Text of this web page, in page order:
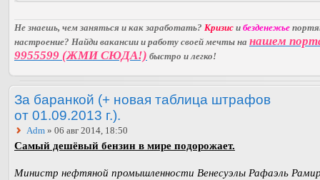
Не знаешь, чем заняться и как заработать? Кризис и безденежье
настроение? Найди вакансии и работу своей мечты на нашем
9955599 (ЖМИ СЮДА!) быстро и легко!
За баранкой (+ новая таблица штрафов
от 01.09.2013 г.).
Adm » 06 авг 2014, 18:50
Самый дешёвый бензин в мире подорожает.
Министр нефтяной промышленности Венесуэлы Рафаэль